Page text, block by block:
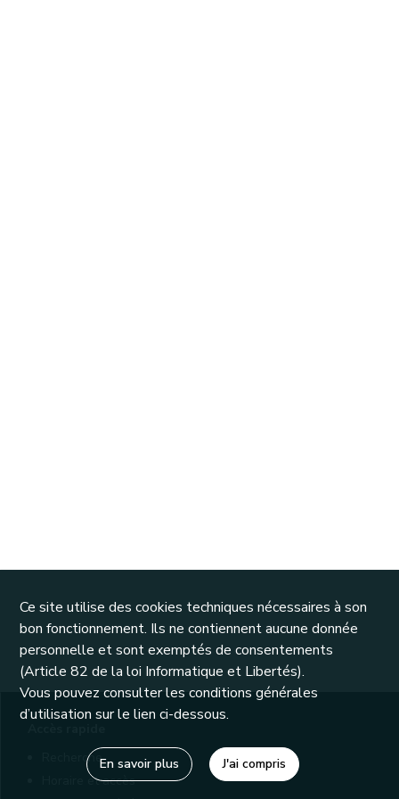
Recherche
Horaire et accès
Ce site utilise des cookies techniques nécessaires à son
bon fonctionnement. Ils ne contiennent aucune donnée
personnelle et sont exemptés de consentements
(Article 82 de la loi Informatique et Libertés).
Vous pouvez consulter les conditions générales
d’utilisation sur le lien ci-dessous.
En savoir plus J'ai compris